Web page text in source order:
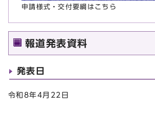
申請様式・交付要綱はこちら
報道発表資料
発表日
令和8年4月22日